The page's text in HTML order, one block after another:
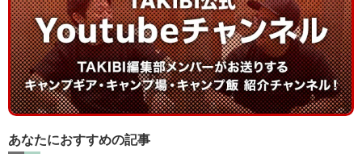
あなたにおすすめの記事